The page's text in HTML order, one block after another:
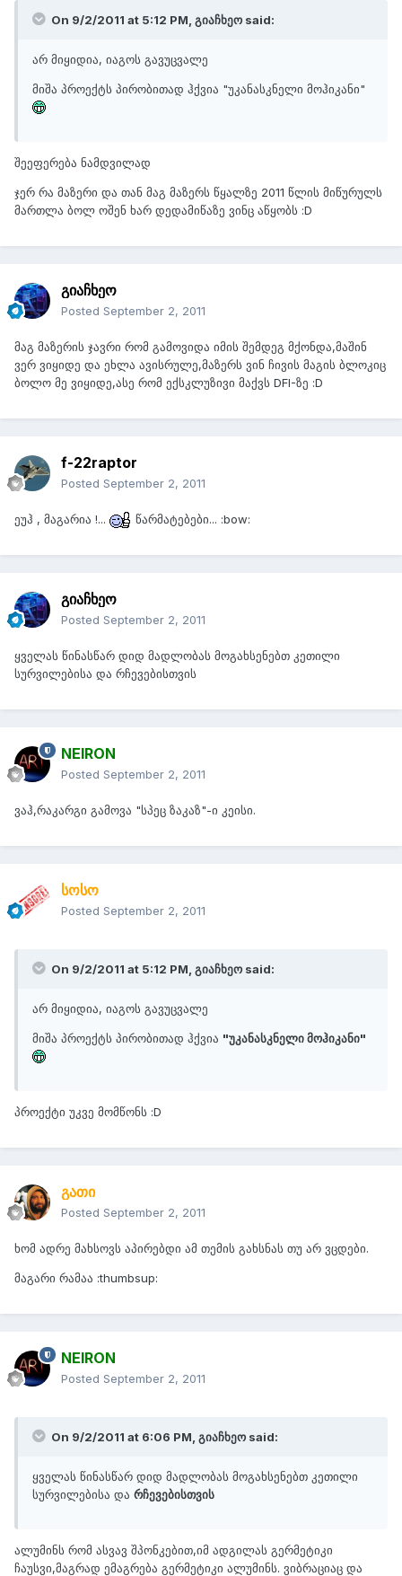
On 9/2/2011 at 5:12 PM, გიაჩხეო said:
არ მიყიდია, იაგოს გავუცვალე
მიშა პროექტს პირობითად ჰქვია "უკანასკნელი მოჰიკანი"
შეეფერება ნამდვილად
ჯერ რა მაზერი და თან მაგ მაზერს წყალზე 2011 წლის მიწურულს
მართლა ბოლ ოშენ ხარ დედამიწაზე ვინც აწყობს :D
გიაჩხეო
Posted September 2, 2011
მაგ მაზერის ჯავრი რომ გამოვიდა იმის შემდეგ მქონდა,მაშინ
ვერ ვიყიდე და ეხლა ავისრულე,მაზერს ვინ ჩივის მაგის ბლოკიც
ბოლო მე ვიყიდე,ასე რომ ექსკლუზივი მაქვს DFI-ზე :D
f-22raptor
Posted September 2, 2011
ეუჰ , მაგარია !... წარმატებები... :bow:
გიაჩხეო
Posted September 2, 2011
ყველას წინასწარ დიდ მადლობას მოგახსენებთ კეთილი
სურვილებისა და რჩევებისთვის
NEIRON
Posted September 2, 2011
ვაჰ,რაკარგი გამოვა "სპეც ზაკაზ"-ი კეისი.
სოსო
Posted September 2, 2011
On 9/2/2011 at 5:12 PM, გიაჩხეო said:
არ მიყიდია, იაგოს გავუცვალე
მიშა პროექტს პირობითად ჰქვია "უკანასკნელი მოჰიკანი"
პროექტი უკვე მომწონს :D
გათი
Posted September 2, 2011
ხომ ადრე მახსოვს აპირებდი ამ თემის გახსნას თუ არ ვცდები.
მაგარი რამაა :thumbsup:
NEIRON
Posted September 2, 2011
On 9/2/2011 at 6:06 PM, გიაჩხეო said:
ყველას წინასწარ დიდ მადლობას მოგახსენებთ კეთილი
სურვილებისა და რჩევებისთვის
ალუმინს რომ ასვავ შპონკებით,იმ ადგილას გერმეტიკი
ჩაუსვი,მაგრად ემაგრება გერმეტიკი ალუმინს. ვიბრაციაც და